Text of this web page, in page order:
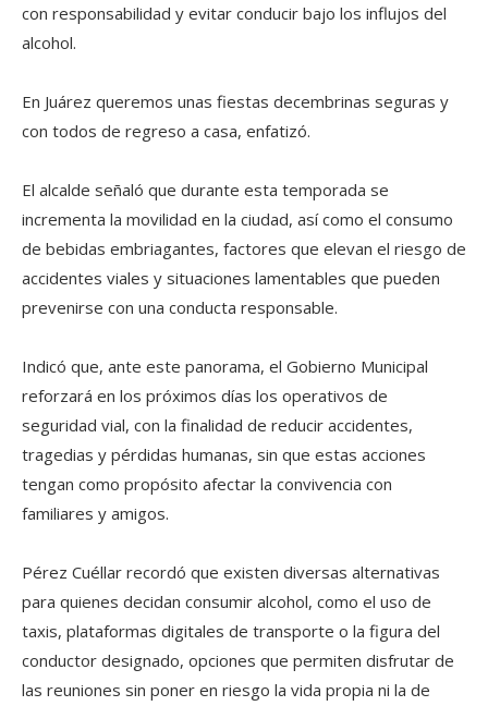
con responsabilidad y evitar conducir bajo los influjos del
alcohol.
En Juárez queremos unas fiestas decembrinas seguras y
con todos de regreso a casa, enfatizó.
El alcalde señaló que durante esta temporada se
incrementa la movilidad en la ciudad, así como el consumo
de bebidas embriagantes, factores que elevan el riesgo de
accidentes viales y situaciones lamentables que pueden
prevenirse con una conducta responsable.
Indicó que, ante este panorama, el Gobierno Municipal
reforzará en los próximos días los operativos de
seguridad vial, con la finalidad de reducir accidentes,
tragedias y pérdidas humanas, sin que estas acciones
tengan como propósito afectar la convivencia con
familiares y amigos.
Pérez Cuéllar recordó que existen diversas alternativas
para quienes decidan consumir alcohol, como el uso de
taxis, plataformas digitales de transporte o la figura del
conductor designado, opciones que permiten disfrutar de
las reuniones sin poner en riesgo la vida propia ni la de